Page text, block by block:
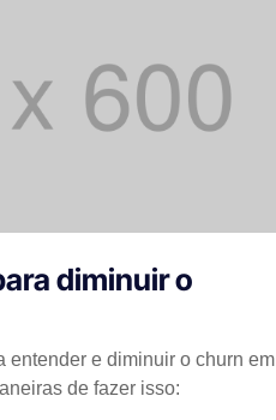
diminuir o
entender e diminuir o churn em
de fazer isso: